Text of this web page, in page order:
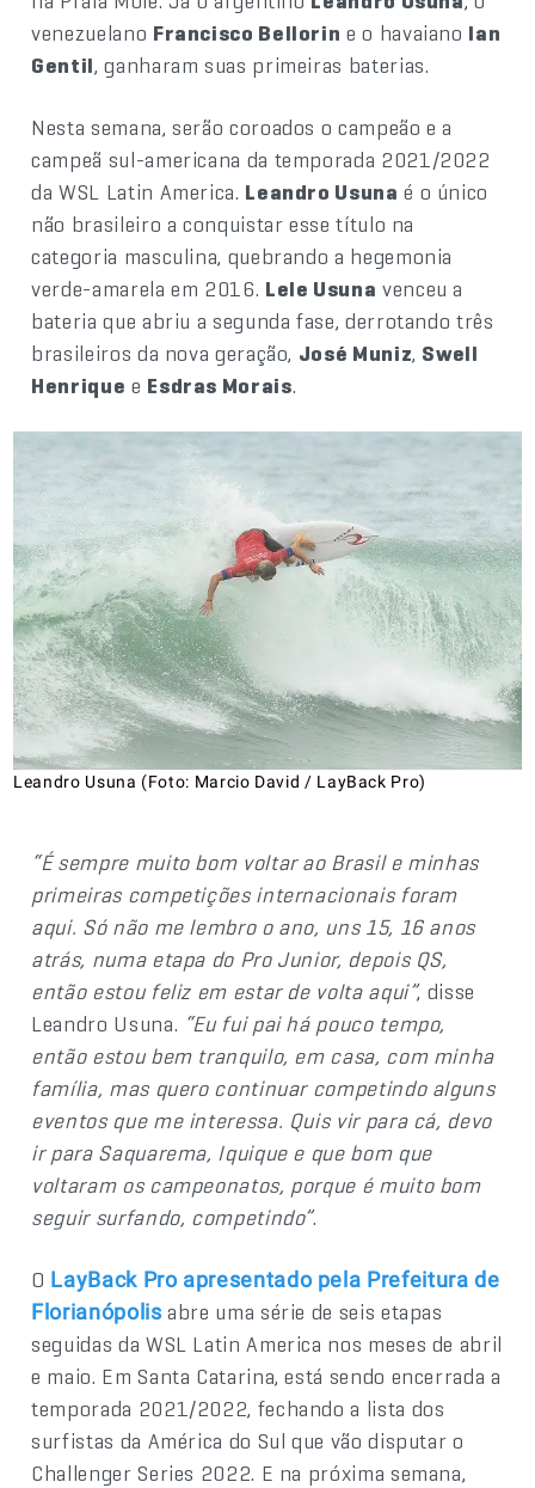
venezuelano Francisco Bellorin e o havaiano Ian
Gentil, ganharam suas primeiras baterias.
Nesta semana, serão coroados o campeão e a
campeã sul-americana da temporada 2021/2022
da WSL Latin America. Leandro Usuna é o único
não brasileiro a conquistar esse título na
categoria masculina, quebrando a hegemonia
verde-amarela em 2016. Lele Usuna venceu a
bateria que abriu a segunda fase, derrotando três
brasileiros da nova geração, José Muniz, Swell
Henrique e Esdras Morais.
Leandro Usuna (Foto: Marcio David / LayBack Pro)
“É sempre muito bom voltar ao Brasil e minhas
primeiras competições internacionais foram
aqui. Só não me lembro o ano, uns 15, 16 anos
atrás, numa etapa do Pro Junior, depois QS,
então estou feliz em estar de volta aqui”, disse
Leandro Usuna. “Eu fui pai há pouco tempo,
então estou bem tranquilo, em casa, com minha
família, mas quero continuar competindo alguns
eventos que me interessa. Quis vir para cá, devo
ir para Saquarema, Iquique e que bom que
voltaram os campeonatos, porque é muito bom
seguir surfando, competindo”.
O LayBack Pro apresentado pela Prefeitura de
Florianópolis abre uma série de seis etapas
seguidas da WSL Latin America nos meses de abril
e maio. Em Santa Catarina, está sendo encerrada a
temporada 2021/2022, fechando a lista dos
surfistas da América do Sul que vão disputar o
Challenger Series 2022. E na próxima semana,